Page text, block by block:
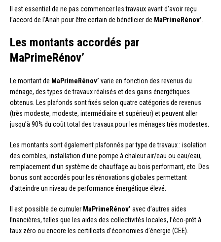
Il est essentiel de ne pas commencer les travaux avant d’avoir reçu
l’accord de l’Anah pour être certain de bénéficier de MaPrimeRénov’.
Les montants accordés par
MaPrimeRénov’
Le montant de MaPrimeRénov’ varie en fonction des revenus du
ménage, des types de travaux réalisés et des gains énergétiques
obtenus. Les plafonds sont fixés selon quatre catégories de revenus
(très modeste, modeste, intermédiaire et supérieur) et peuvent aller
jusqu’à 90% du coût total des travaux pour les ménages très modestes.
Les montants sont également plafonnés par type de travaux : isolation
des combles, installation d’une pompe à chaleur air/eau ou eau/eau,
remplacement d’un système de chauffage au bois performant, etc. Des
bonus sont accordés pour les rénovations globales permettant
d’atteindre un niveau de performance énergétique élevé.
Il est possible de cumuler MaPrimeRénov’ avec d’autres aides
financières, telles que les aides des collectivités locales, l’éco-prêt à
taux zéro ou encore les certificats d’économies d’énergie (CEE).